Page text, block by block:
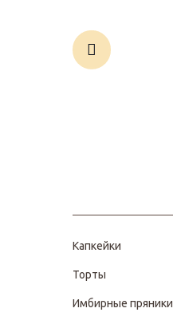
Капкейки
Торты
Имбирные пряники